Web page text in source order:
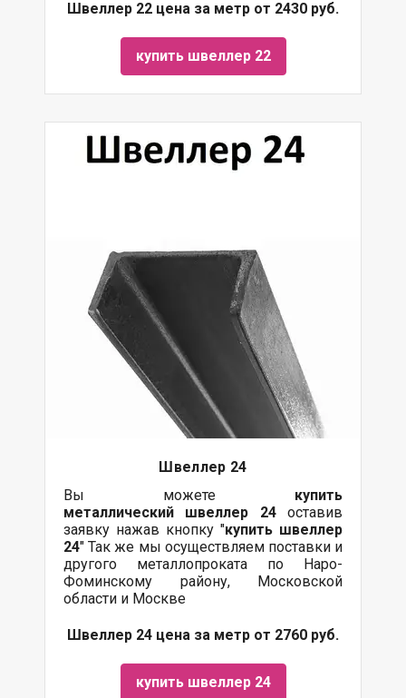
Швеллер 22 цена за метр от 2430 руб.
купить швеллер 22
Швеллер 24
Вы можете купить
металлический швеллер 24оставив
заявку нажав кнопку "купить швеллер
24" Так же мы осуществляем поставки и
другого металлопроката по Наро-
Фоминскому району, Московской
области и Москве
Швеллер 24 цена за метр от 2760 руб.
купить швеллер 24